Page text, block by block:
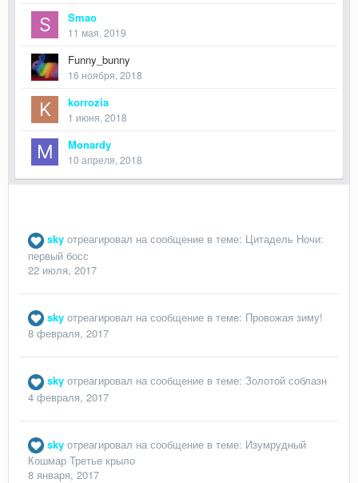
Smao
11 мая, 2019
Funny_bunny
16 ноября, 2018
korrozia
1 июня, 2018
Monardy
10 апреля, 2018
sky отреагировал на сообщение в теме: Цитадель Ночи:
первый босс
22 июля, 2017
sky отреагировал на сообщение в теме: Провожая зиму!
8 февраля, 2017
sky отреагировал на сообщение в теме: Золотой соблазн
4 февраля, 2017
sky отреагировал на сообщение в теме: Изумрудный
Кошмар Третье крыло
8 января, 2017